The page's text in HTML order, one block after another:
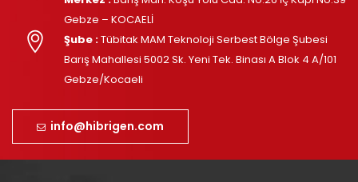
Gebze – KOCAELİ
Şube :Tübitak MAM Teknoloji Serbest Bölge Şubesi
Barış Mahallesi 5002 Sk. Yeni Tek. Binası A Blok 4 A/101
Gebze/Kocaeli
info@hibrigen.com